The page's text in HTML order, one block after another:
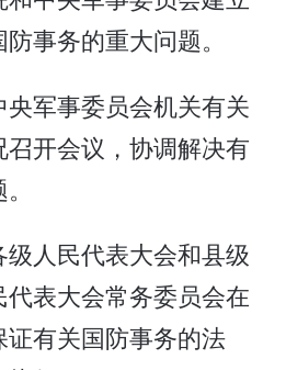
事务的重大问题。
军事委员会机关有关
开会议，协调解决有
人民代表大会和县级
表大会常务委员会在
有关国防事务的法